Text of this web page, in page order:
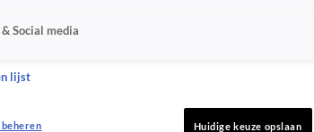
Social media
lijst
Huidige keuze opslaan